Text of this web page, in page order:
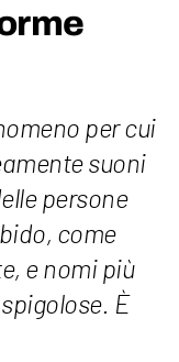
per cui
suoni
persone
come
e nomi più
È